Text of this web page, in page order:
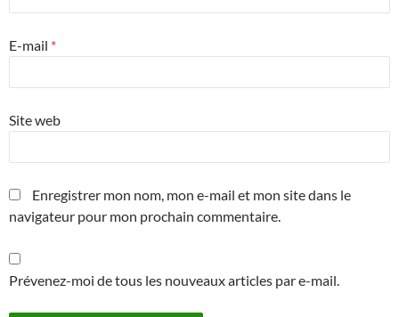
E-mail *
Site web
Enregistrer mon nom, mon e-mail et mon site dans le
navigateur pour mon prochain commentaire.
Prévenez-moi de tous les nouveaux articles par e-mail.